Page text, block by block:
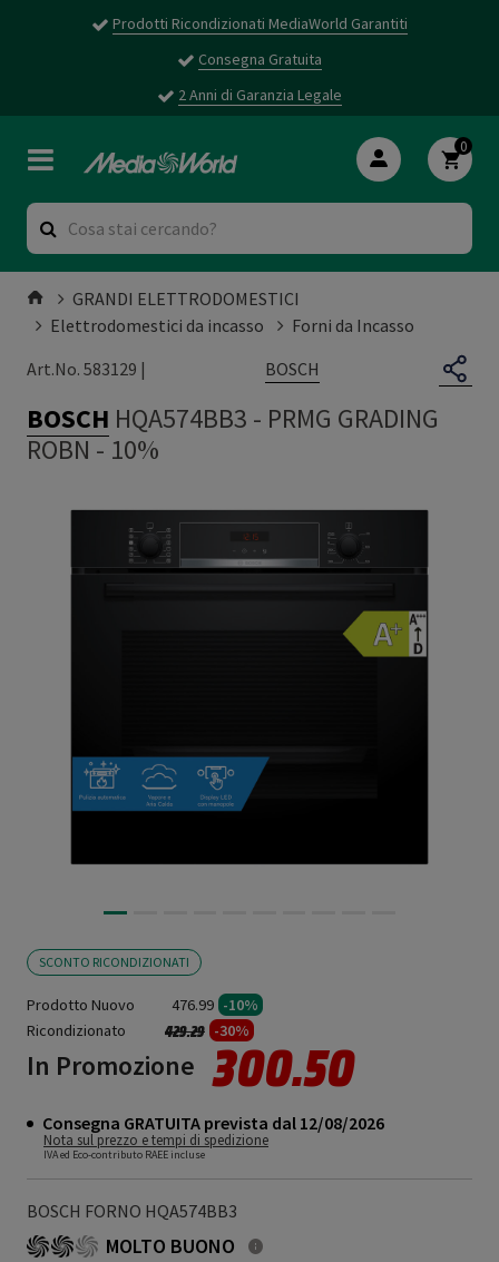
Prodotti Ricondizionati MediaWorld Garantiti
Consegna Gratuita
2 Anni di Garanzia Legale
0
GRANDI ELETTRODOMESTICI
Elettrodomestici da incasso
Forni da Incasso
Art.No. 583129 |
BOSCH
BOSCH HQA574BB3 - PRMG GRADING
ROBN - 10%
SCONTO RICONDIZIONATI
Prodotto Nuovo 476.99 -10%
Ricondizionato
Prezzo ridotto da
429.29a -30%
In Promozione 300.50
Consegna GRATUITA prevista dal 12/08/2026
Nota sul prezzo e tempi di spedizione
IVA ed Eco-contributo RAEE incluse
BOSCH FORNO HQA574BB3
MOLTO BUONO